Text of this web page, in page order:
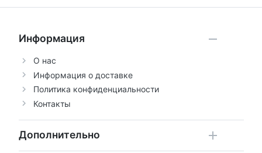
Информация
О нас
Информация о доставке
Политика конфиденциальности
Контакты
Дополнительно